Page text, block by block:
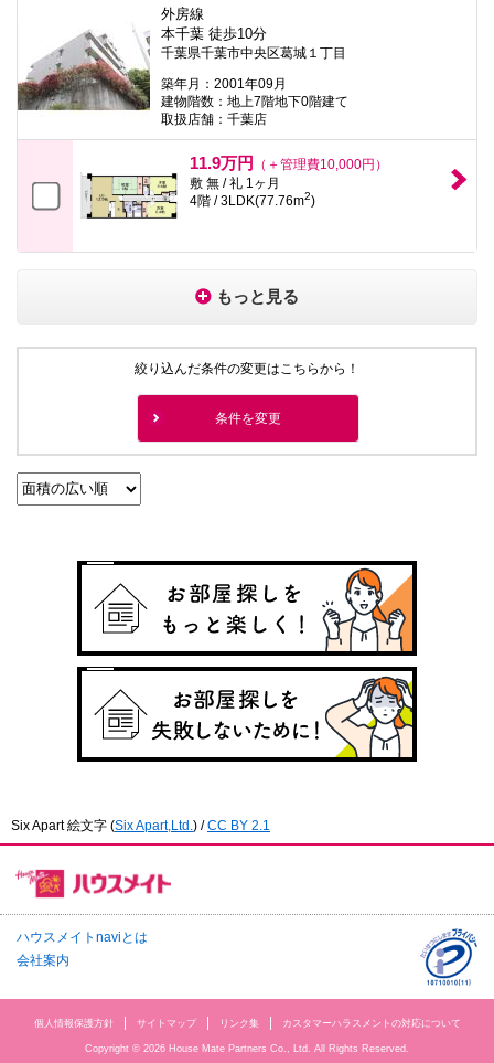
外房線
本千葉 徒歩10分
千葉県千葉市中央区葛城１丁目
築年月：2001年09月
建物階数：地上7階地下0階建て
取扱店舗：千葉店
11.9万円
（＋管理費10,000円）
敷 無 / 礼 1ヶ月
4階 / 3LDK(77.76m2)
もっと見る
絞り込んだ条件の変更はこちらから！
条件を変更
Six Apart 絵文字 (Six Apart,Ltd. ) /CC BY 2.1
ハウスメイトnaviとは
会社案内
個人情報保護方針 サイトマップ リンク集 カスタマーハラスメントの対応について
Copyright © 2026 House Mate Partners Co., Ltd. All Rights Reserved.